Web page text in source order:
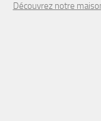
Découvrez notre